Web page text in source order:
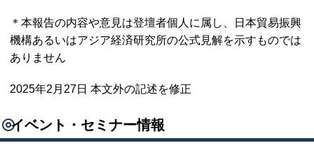
＊本報告の内容や意見は登壇者個人に属し、日本貿易振興
機構あるいはアジア経済研究所の公式見解を示すものでは
ありません
2025年2月27日 本文外の記述を修正
イベント・セミナー情報